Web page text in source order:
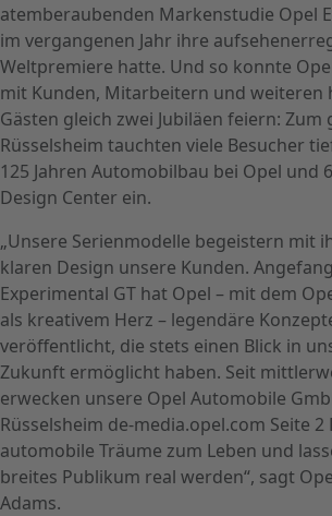
atemberaubenden Markenstudie Opel
im vergangenen Jahr ihre
Weltpremiere hatte. Und so konnte
mit Kunden, Mitarbeitern und weiteren
Gästen gleich zwei Jubiläen feiern: Zum
Rüsselsheim tauchten viele Besucher
125 Jahren Automobilbau bei Opel und
Design Center ein.
„Unsere Serienmodelle begeistern mit
klaren Design unsere Kunden.
Experimental GT hat Opel – mit dem
als kreativem Herz – legendäre
veröffentlicht, die stets einen Blick in
Zukunft ermöglicht haben. Seit
erwecken unsere Opel Automobile
Rüsselsheim de-media.opel.com Seite 2
automobile Träume zum Leben und
breites Publikum real werden“, sagt
Adams.